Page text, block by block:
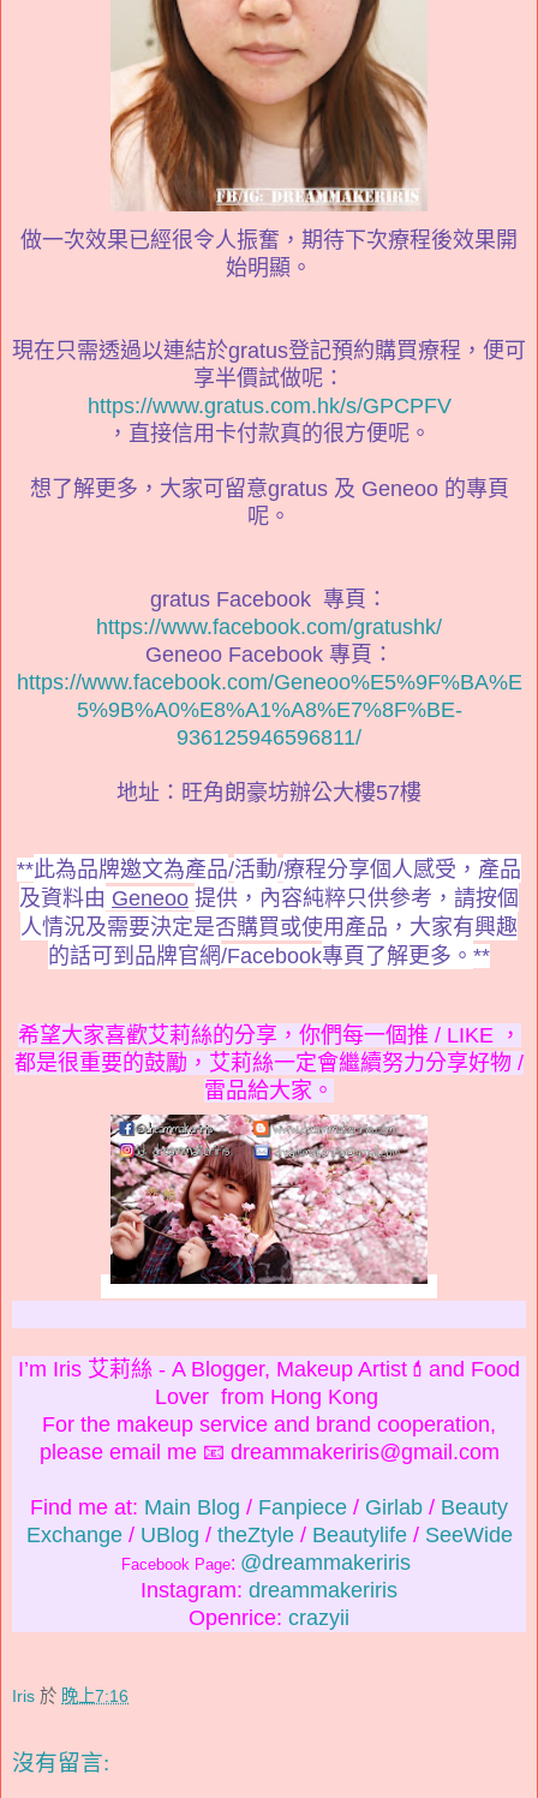
做一次效果已經很令人振奮，期待下次療程後效果開
始明顯。
現在只需透過以連結於gratus登記預約購買療程，便可
享半價試做呢：
https://www.gratus.com.hk/s/GPCPFV
，直接信用卡付款真的很方便呢。
想了解更多，大家可留意gratus 及 Geneoo 的專頁
呢。
gratus Facebook 專頁：
https://www.facebook.com/gratushk/
Geneoo Facebook 專頁：
https://www.facebook.com/Geneoo%E5%9F%BA%E
5%9B%A0%E8%A1%A8%E7%8F%BE-
936125946596811/
地址：旺角朗豪坊辦公大樓57樓
**此為品牌邀文為產品/活動/療程分享個人感受， 產品
及資料由 Geneoo 提供，內容純粹只供參考，請按個
人情況及需要決定是否購買或使用產品，大家有興趣
的話可到品牌官網/Facebook專頁了解更多。 **
希望大家喜歡艾莉絲的分享，你們每一個推 / LIKE ，
都是很重要的鼓勵，艾莉絲一定會繼續努力分享好物 /
雷品給大家。
I’m Iris 艾莉絲 - A Blogger, Makeup Artist💄and Food
Lover from Hong Kong
For the makeup service and brand cooperation,
please email me 📧 dreammakeriris@gmail.com
Find me at: Main Blog / Fanpiece / Girlab / Beauty
Exchange/ UBlog / theZtyle/ Beautylife/ SeeWide
Facebook Page: @dreammakeriris
Instagram: dreammakeriris
Openrice: crazyii
Iris 於 晚上7:16
沒有留言: